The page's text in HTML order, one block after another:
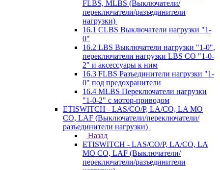
FLBS, MLBS (Выключатели/
переключатели/разъединители
нагрузки)
16.1 CLBS Выключатели нагрузки "1-
0"
16.2 LBS Выключатели нагрузки "1-0",
переключатели нагрузки LBS CO "1-0-
2" и аксессуары к ним
16.3 FLBS Разъединители нагрузки "1-
0" под предохранители
16.4 MLBS Переключатели нагрузки
"1-0-2" с мотор-приводом
ETISWITCH - LAS/CO/P, LA/CO, LA MO
CO, LAF (Выключатели/переключатели/
разъединители нагрузки)
Назад
ETISWITCH - LAS/CO/P, LA/CO, LA
MO CO, LAF (Выключатели/
переключатели/разъединители